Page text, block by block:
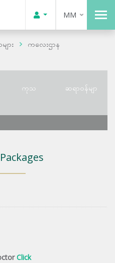
MM
ား ကလေးဌာန
ကုသ ဆရာဝန်မျာ
Click